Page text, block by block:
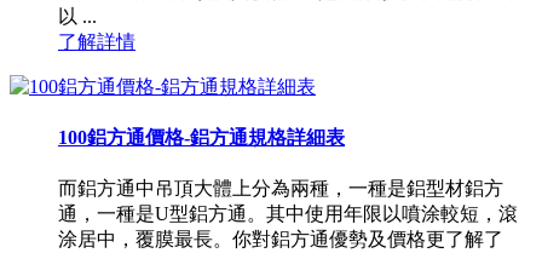
以 ...
了解詳情
100鋁方通價格-鋁方通規格詳細表
而鋁方通中吊頂大體上分為兩種，一種是鋁型材鋁方
通，一種是U型鋁方通。其中使用年限以噴涂較短，滾
涂居中，覆膜最長。你對鋁方通優勢及價格更了解了